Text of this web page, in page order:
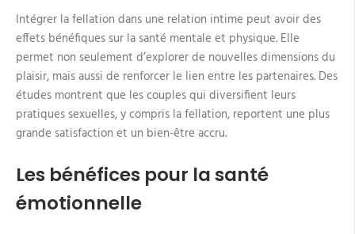
Intégrer la fellation dans une relation intime peut avoir des
effets bénéfiques sur la santé mentale et physique. Elle
permet non seulement d’explorer de nouvelles dimensions du
plaisir, mais aussi de renforcer le lien entre les partenaires. Des
études montrent que les couples qui diversifient leurs
pratiques sexuelles, y compris la fellation, reportent une plus
grande satisfaction et un bien-être accru.
Les bénéfices pour la santé
émotionnelle